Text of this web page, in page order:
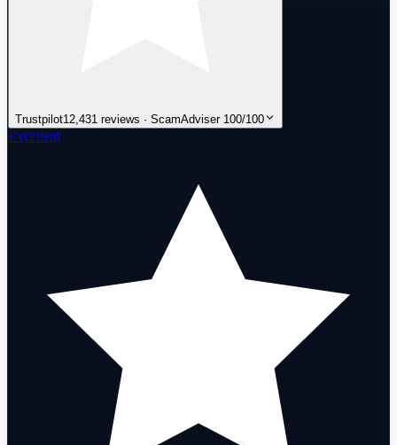
Trustpilot12,431 reviews · ScamAdviser 100/100
Excellent